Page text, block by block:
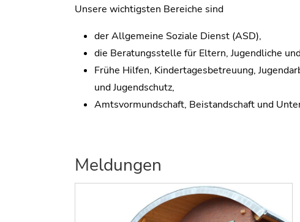
Unsere wichtigsten Bereiche sind
der Allgemeine Soziale Dienst (ASD),
die Beratungsstelle für Eltern, Jugendliche
Frühe Hilfen, Kindertagesbetreuung,
und Jugendschutz,
Amtsvormundschaft, Beistandschaft und
Meldungen